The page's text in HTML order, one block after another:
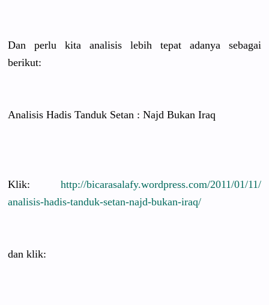
Dan perlu kita analisis lebih tepat adanya sebagai
berikut:
Analisis Hadis Tanduk Setan : Najd Bukan Iraq
Klik: http://bicarasalafy.wordpress.com/2011/01/11/
analisis-hadis-tanduk-setan-najd-bukan-iraq/
dan klik: